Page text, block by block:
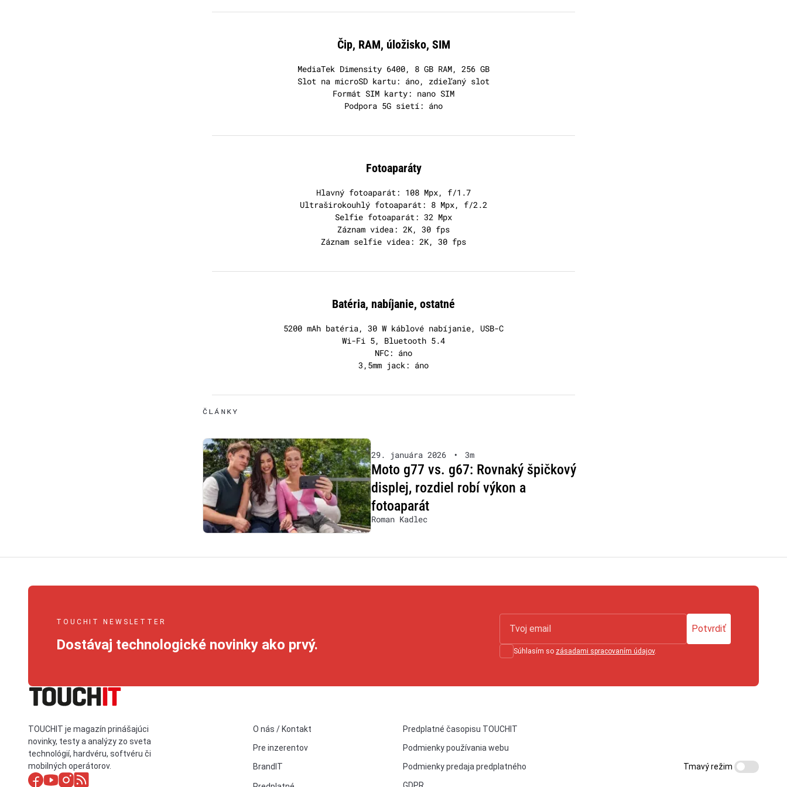
Čip, RAM, úložisko, SIM
MediaTek Dimensity 6400, 8 GB RAM, 256 GB
Slot na microSD kartu: áno, zdieľaný slot
Formát SIM karty: nano SIM
Podpora 5G sietí: áno
Fotoaparáty
Hlavný fotoaparát: 108 Mpx, f/1.7
Ultraširokouhlý fotoaparát: 8 Mpx, f/2.2
Selfie fotoaparát: 32 Mpx
Záznam videa: 2K, 30 fps
Záznam selfie videa: 2K, 30 fps
Batéria, nabíjanie, ostatné
5200 mAh batéria, 30 W káblové nabíjanie, USB-C
Wi-Fi 5, Bluetooth 5.4
NFC: áno
3,5mm jack: áno
ČLÁNKY
29. januára 2026 • 3m
Moto g77 vs. g67: Rovnaký špičkový
displej, rozdiel robí výkon a
fotoaparát
Roman Kadlec
TOUCHIT NEWSLETTER
Dostávaj technologické novinky ako prvý.
Potvrdiť
Súhlasím so zásadami spracovaním údajov.
TOUCHIT je magazín prinášajúci
novinky, testy a analýzy zo sveta
technológií, hardvéru, softvéru či
mobilných operátorov.
O nás / Kontakt
Pre inzerentov
BrandIT
Predplatné časopisu TOUCHIT
Podmienky používania webu
Podmienky predaja predplatného
GDPR
Tmavý režim